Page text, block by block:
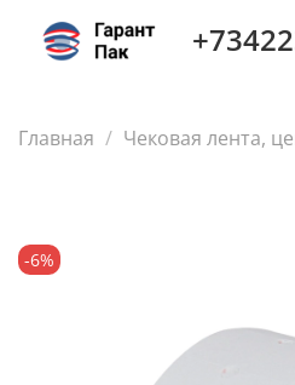
Главная Чековая лента,
-6%